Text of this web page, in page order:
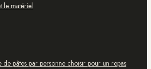
le matériel
de pâtes par personne choisir pour un repas